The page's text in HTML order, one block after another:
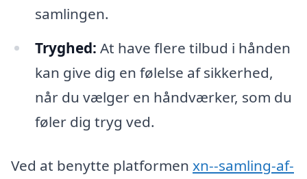
samlingen.
Tryghed: At have flere tilbud i hånden
kan give dig en følelse af sikkerhed,
når du vælger en håndværker, som du
føler dig tryg ved.
Ved at benytte platformen xn--samling-af-